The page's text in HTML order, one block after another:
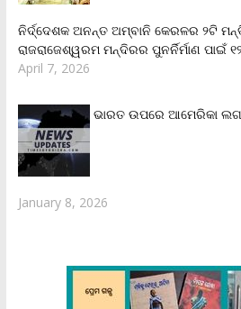
ନିର୍ଦ୍ଦେଶକ ଅନନ୍ତ ଅମ୍ବାନି କେରଳର ୨ଟି
ରାଜରାଜେଶ୍ୱରମ ମନ୍ଦିରର ପୁନର୍ନିର୍ମାଣ ପାଇଁ
April 7, 2026
ଭାରତ ଉପରେ ଆମେରିକା
January 8, 2026